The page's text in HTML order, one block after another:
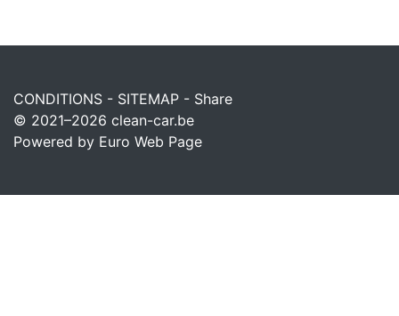
CONDITIONS - SITEMAP - Share
© 2021–2026 clean-car.be
Powered by Euro Web Page